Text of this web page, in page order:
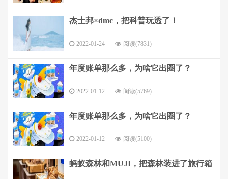
杰士邦×dmc，把科普玩透了！
2022-01-24 阅读(7831)
年度账单那么多，为啥它出圈了？
2022-01-12 阅读(5769)
年度账单那么多，为啥它出圈了？
2022-01-12 阅读(5100)
蚂蚁森林和MUJI，把森林装进了旅行箱